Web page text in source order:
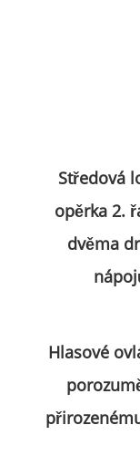
Středová
opěrka 2.
dvěma
Hlasové